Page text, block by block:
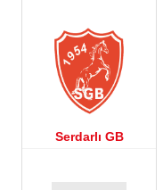
Serdarlı GB